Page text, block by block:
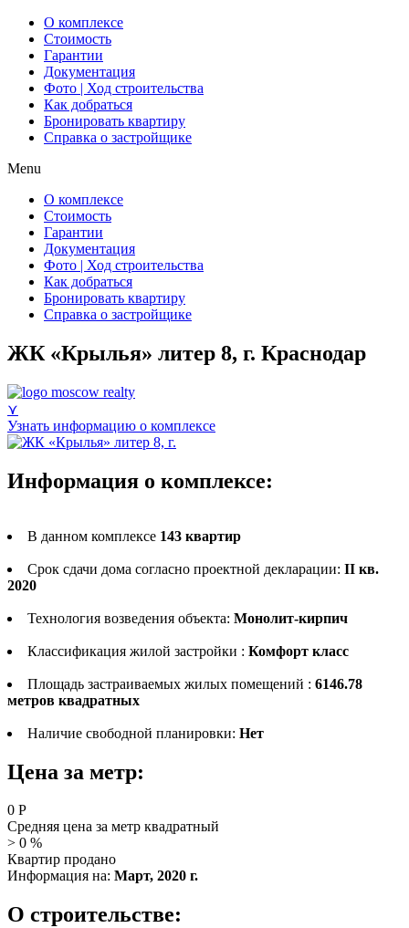
О комплексе
Стоимость
Гарантии
Документация
Фото | Ход строительства
Как добраться
Бронировать квартиру
Справка о застройщике
Menu
О комплексе
Стоимость
Гарантии
Документация
Фото | Ход строительства
Как добраться
Бронировать квартиру
Справка о застройщике
ЖК «Крылья» литер 8, г. Краснодар
⋎
Узнать информацию о комплексе
Информация о комплексе:
В данном комплексе 143 квартир
Срок сдачи дома согласно проектной декларации: II кв.
2020
Технология возведения объекта: Монолит-кирпич
Классификация жилой застройки : Комфорт класс
Площадь застраиваемых жилых помещений : 6146.78
метров квадратных
Наличие свободной планировки: Нет
Цена за метр:
0 Р
Средняя цена за метр квадратный
> 0 %
Квартир продано
Информация на: Март, 2020 г.
О строительстве: